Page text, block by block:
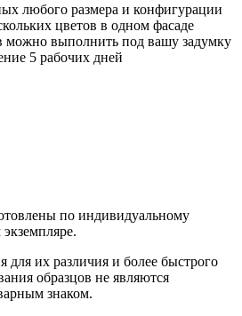
любого размера и конфигурации
цветов в одном фасаде
можно выполнить под вашу задумку
5 рабочих дней
по индивидуальному
их различия и более быстрого
образцов не являются
знаком.